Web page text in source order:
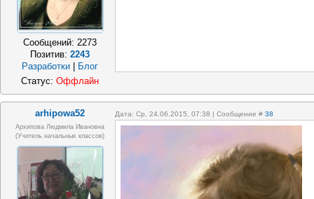
Сообщений: 2273
Позитив: 2243
Разработки | Блог
Статус: Оффлайн
arhipowa52 Дата: Ср, 24.06.2015, 07:38 | Сообщение # 38
Архипова Людмила Ивановна
(учитель начальных классов)